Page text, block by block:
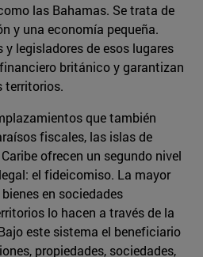
las Bahamas. Se trata de
y una economía pequeña.
legisladores de esos lugares
británico y garantizan
territorios.
que también
fiscales, las islas de
ofrecen un segundo nivel
el fideicomiso. La mayor
en sociedades
lo hacen a través de la
este sistema el beneficiario
propiedades, sociedades,